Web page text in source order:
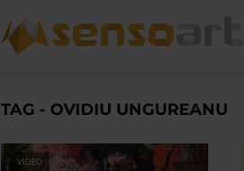
TAG - OVIDIU UNGUREANU
VIDEO